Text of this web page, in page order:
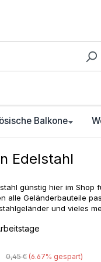
Balkone
Edelstahl
günstig hier im Shop
alle Geländerbauteile
und vieles
Regulärer Preis:
0,45 € (6.67% gespart)